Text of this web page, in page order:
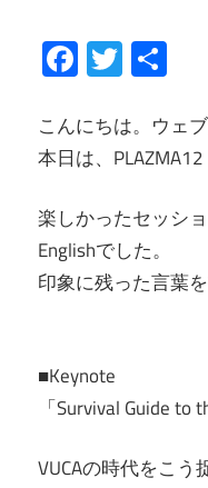
Facebook
Twitter
こんにちは。ウェ
本日は、
楽しかったセッシ
Englishでした。
印象に残った言葉
■Keynote
「Survival Guide to
VUCAの時代をこう